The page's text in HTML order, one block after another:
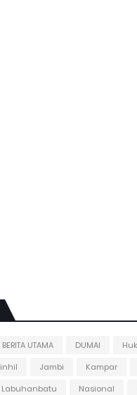
BERITA UTAMA DUMAI
inhil Jambi Kampar
Labuhanbatu Nasional